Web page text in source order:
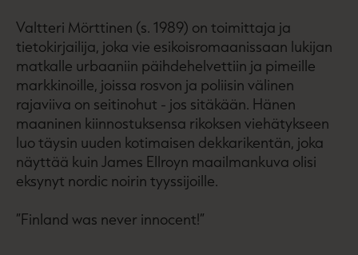
Valtteri Mörttinen (s. 1989) on toimittaja ja
tietokirjailija, joka vie esikoisromaanissaan lukijan
matkalle urbaaniin päihdehelvettiin ja pimeille
markkinoille, joissa rosvon ja poliisin välinen
rajaviiva on seitinohut - jos sitäkään. Hänen
maaninen kiinnostuksensa rikoksen viehätykseen
luo täysin uuden kotimaisen dekkarikentän, joka
näyttää kuin James Ellroyn maailmankuva olisi
eksynyt nordic noirin tyyssijoille.
”Finland was never innocent!”